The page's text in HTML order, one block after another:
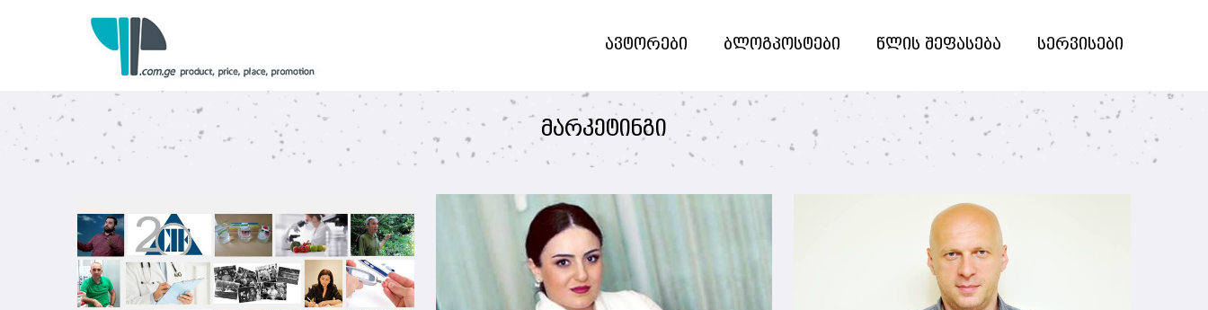
ავტორები ბლოგპოსტები წლის შეფასება სერვისები
მარკეტინგი